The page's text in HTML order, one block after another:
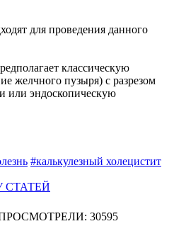
для проведения данного
классическую
желчного пузыря) с разрезом
или эндоскопическую
#калькулезный холецистит
СТАТЕЙ
30595